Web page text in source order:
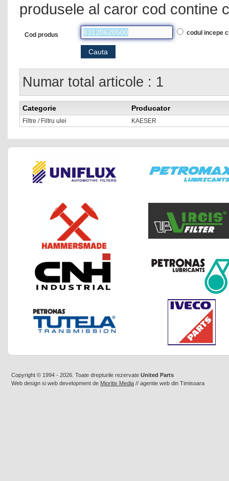
produsele al caror cod contine
Cod produs codul incepe
Numar total articole : 1
Categorie Producator
Filtre / Filtru ulei KAESER
Copyright © 1994 - 2026. Toate drepturile rezervate United Parts
Web design si web development de Mioritix Media // agentie web din Timisoara